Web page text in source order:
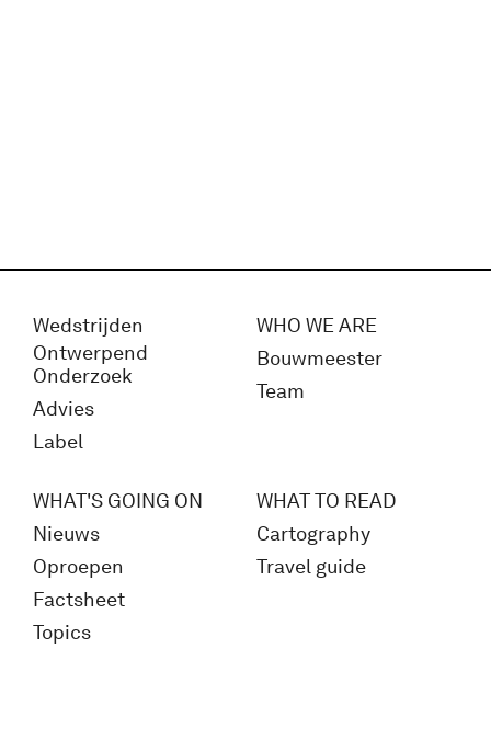
Wedstrijden
Ontwerpend
Onderzoek
Advies
Label
WHO WE ARE
Bouwmeester
Team
WHAT'S GOING ON
Nieuws
Oproepen
Factsheet
Topics
WHAT TO READ
Cartography
Travel guide